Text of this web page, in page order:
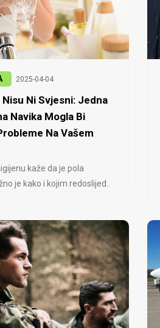
2025-04-04
Ni Svjesni: Jedna
Navika Mogla Bi
Na Vašem
kaže da je pola
je kako i kojim redoslijed..